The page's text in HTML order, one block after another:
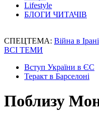
Lifestyle
БЛОГИ ЧИТАЧІВ
СПЕЦТЕМА: Війна в Ірані
ВСІ ТЕМИ
Вступ України в ЄС
Теракт в Барселоні
Поблизу